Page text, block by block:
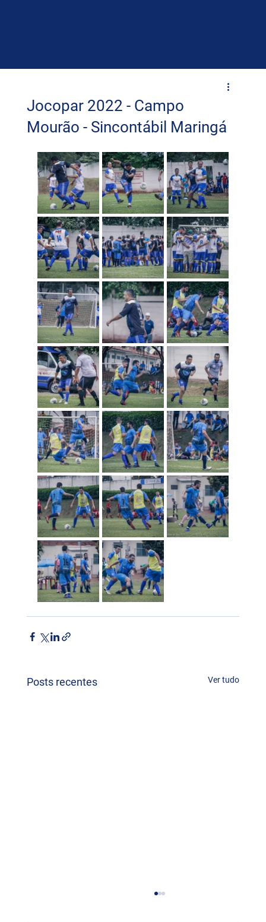
Jocopar 2022 - Campo
Mourão - Sincontábil Maringá
Posts recentes Ver tudo